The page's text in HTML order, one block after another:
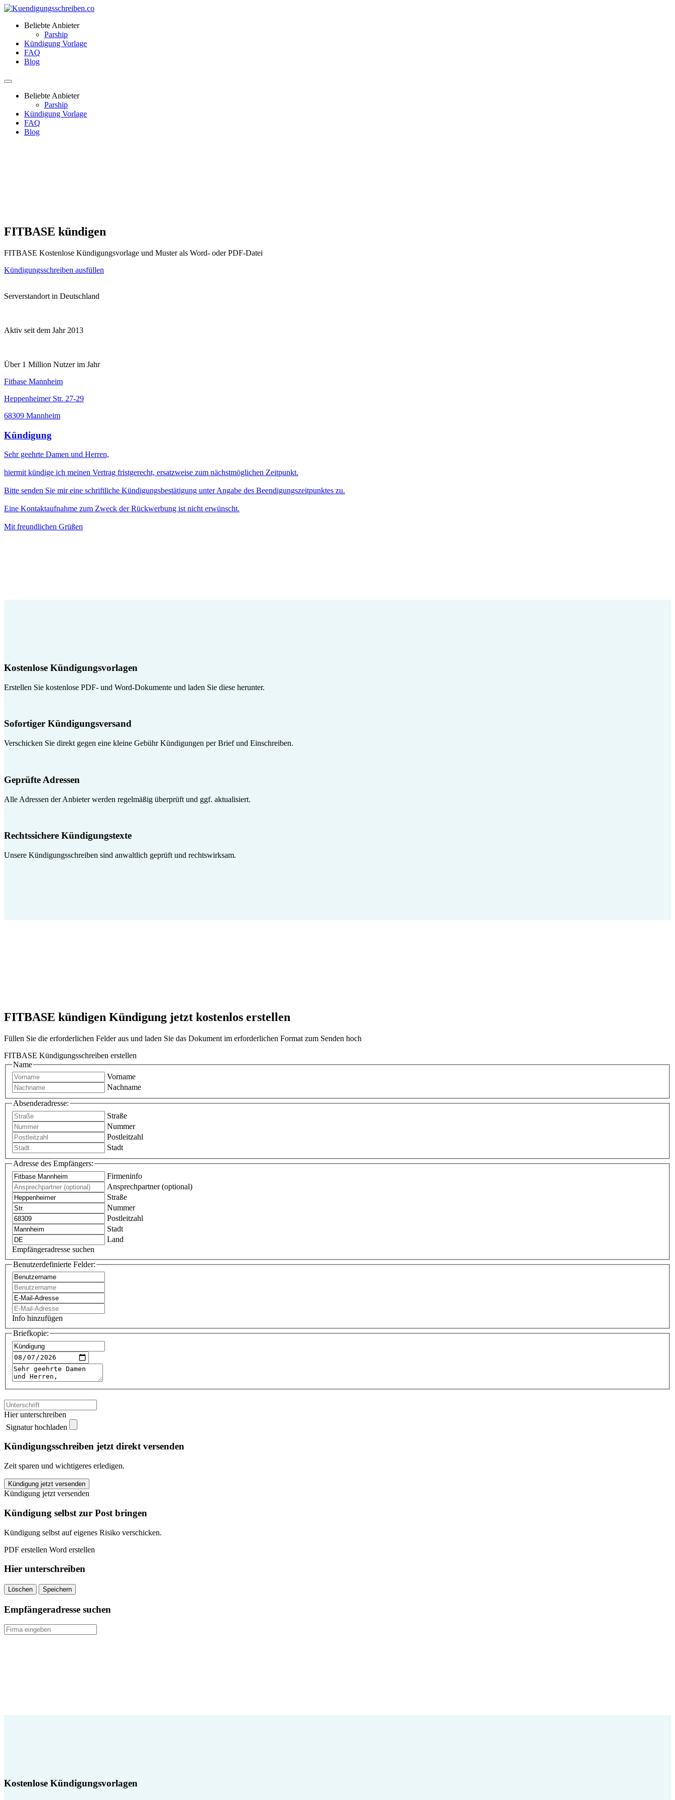
Beliebte Anbieter
Parship
Kündigung Vorlage
FAQ
Blog
Beliebte Anbieter
Parship
Kündigung Vorlage
FAQ
Blog
FITBASE kündigen
FITBASE Kostenlose Kündigungsvorlage und Muster als Word- oder PDF-Datei
Kündigungsschreiben ausfüllen
Serverstandort in Deutschland
Aktiv seit dem Jahr 2013
Über 1 Million Nutzer im Jahr
Fitbase Mannheim
Heppenheimer Str. 27-29
68309 Mannheim
Kündigung
Sehr geehrte Damen und Herren,
hiermit kündige ich meinen Vertrag fristgerecht, ersatzweise zum nächstmöglichen Zeitpunkt.
Bitte senden Sie mir eine schriftliche Kündigungsbestätigung unter Angabe des Beendigungszeitpunktes zu.
Eine Kontaktaufnahme zum Zweck der Rückwerbung ist nicht erwünscht.
Mit freundlichen Grüßen
Kostenlose Kündigungsvorlagen
Erstellen Sie kostenlose PDF- und Word-Dokumente und laden Sie diese herunter.
Sofortiger Kündigungsversand
Verschicken Sie direkt gegen eine kleine Gebühr Kündigungen per Brief und Einschreiben.
Geprüfte Adressen
Alle Adressen der Anbieter werden regelmäßig überprüft und ggf. aktualisiert.
Rechtssichere Kündigungstexte
Unsere Kündigungsschreiben sind anwaltlich geprüft und rechtswirksam.
FITBASE kündigen Kündigung jetzt kostenlos erstellen
Füllen Sie die erforderlichen Felder aus und laden Sie das Dokument im erforderlichen Format zum Senden hoch
FITBASE Kündigungsschreiben erstellen
Name
Vorname
Nachname
Absenderadresse:
Straße
Nummer
Postleitzahl
Stadt
Adresse des Empfängers:
Firmeninfo
Ansprechpartner (optional)
Straße
Nummer
Postleitzahl
Stadt
Land
Empfängeradresse suchen
Benutzerdefinierte Felder:
Info hinzufügen
Briefkopie:
Hier unterschreiben
Signatur hochladen
Kündigungsschreiben jetzt direkt versenden
Zeit sparen und wichtigeres erledigen.
FITBASE
kündigen
quantity
Kündigung jetzt versenden
Kündigung jetzt versenden
Kündigung selbst zur Post bringen
Kündigung selbst auf eigenes Risiko verschicken.
PDF erstellen Word erstellen
Hier unterschreiben
Löschen Speichern
Empfängeradresse suchen
Kostenlose Kündigungsvorlagen